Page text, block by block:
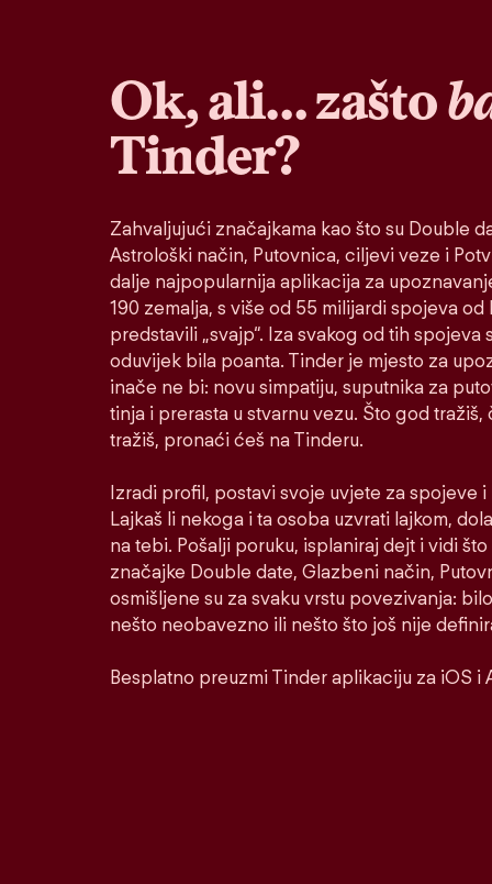
Ok, ali… zašto
Tinder?
Zahvaljujući značajkama kao što su Double
Astrološki način, Putovnica, ciljevi veze i
dalje najpopularnija aplikacija za
190 zemalja, s više od 55 milijardi spojeva
predstavili „svajp“. Iza svakog od tih spojeva
oduvijek bila poanta. Tinder je mjesto za
inače ne bi: novu simpatiju, suputnika za
tinja i prerasta u stvarnu vezu. Što god tražiš,
tražiš, pronaći ćeš na Tinderu.
Izradi profil, postavi svoje uvjete za spojeve
Lajkaš li nekoga i ta osoba uzvrati lajkom,
na tebi. Pošalji poruku, isplaniraj dejt i vidi
značajke Double date, Glazbeni način,
osmišljene su za svaku vrstu povezivanja:
nešto neobavezno ili nešto što još nije
Besplatno preuzmi Tinder aplikaciju za iOS i